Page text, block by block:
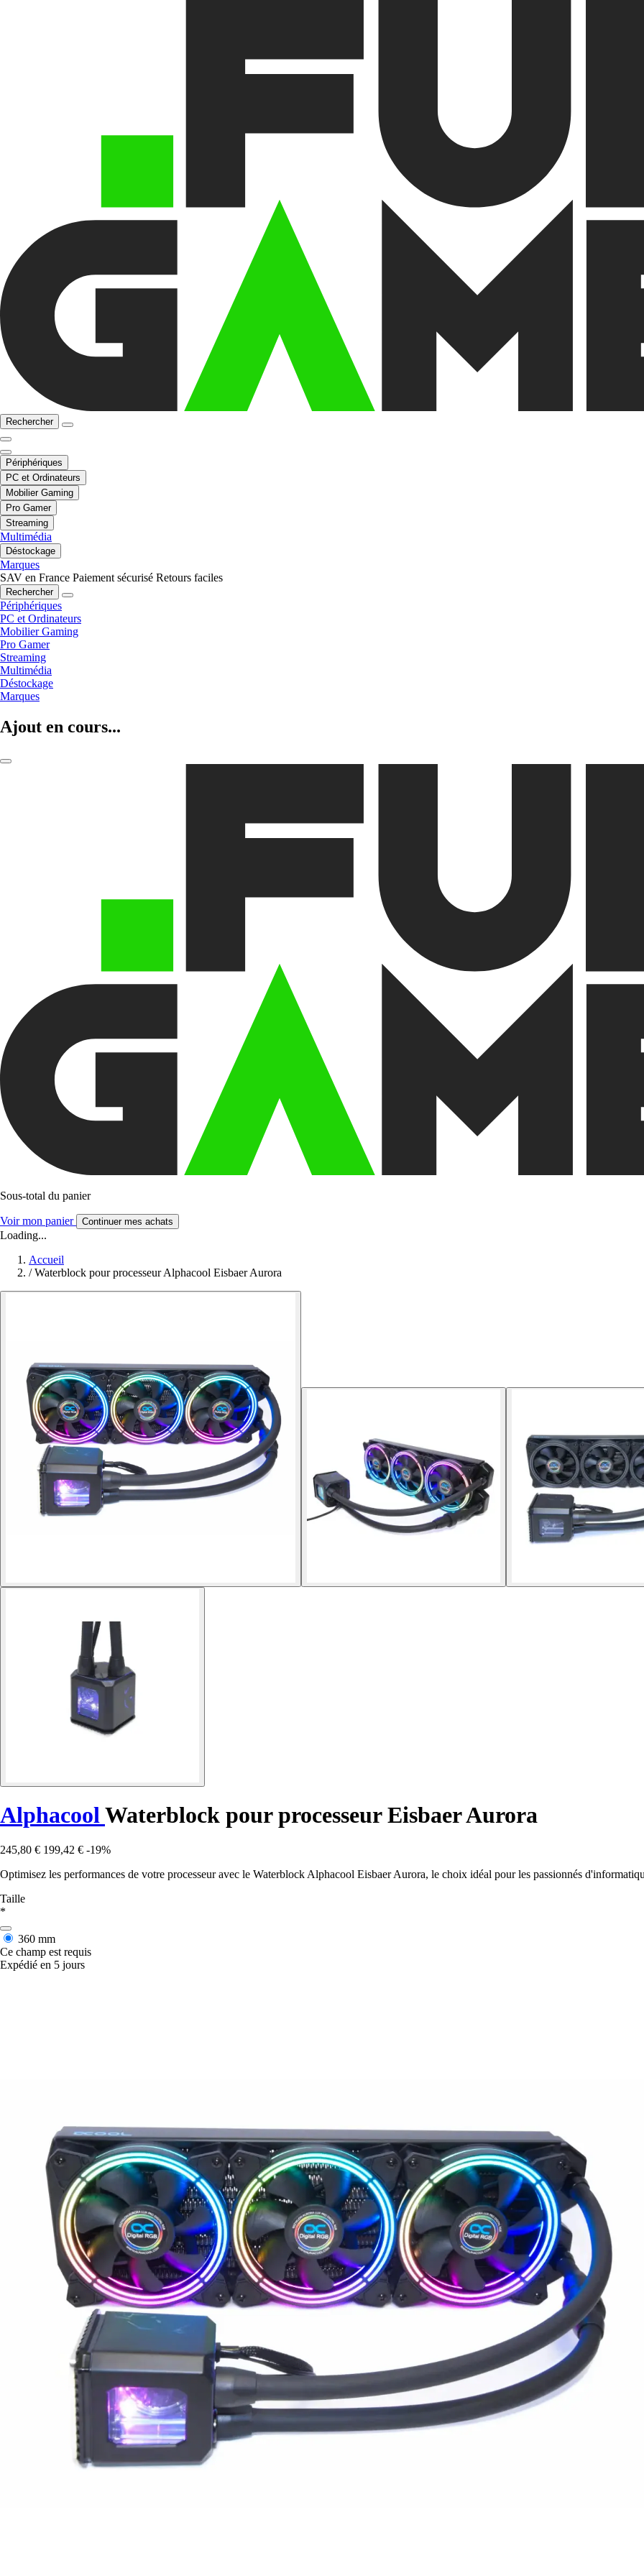
Rechercher
Périphériques
PC et Ordinateurs
Mobilier Gaming
Pro Gamer
Streaming
Multimédia
Déstockage
Marques
SAV en France Paiement sécurisé Retours faciles
Rechercher
Périphériques
PC et Ordinateurs
Mobilier Gaming
Pro Gamer
Streaming
Multimédia
Déstockage
Marques
Ajout en cours...
Sous-total du panier
Voir mon panier Continuer mes achats
Loading...
Accueil
/ Waterblock pour processeur Alphacool Eisbaer Aurora
Alphacool Waterblock pour processeur Eisbaer Aurora
245,80 € 199,42 € -19%
Optimisez les performances de votre processeur avec le Waterblock Alphacool Eisbaer Aurora, le choix idéal pour les passionnés
Taille
*
360 mm
Ce champ est requis
Expédié en 5 jours